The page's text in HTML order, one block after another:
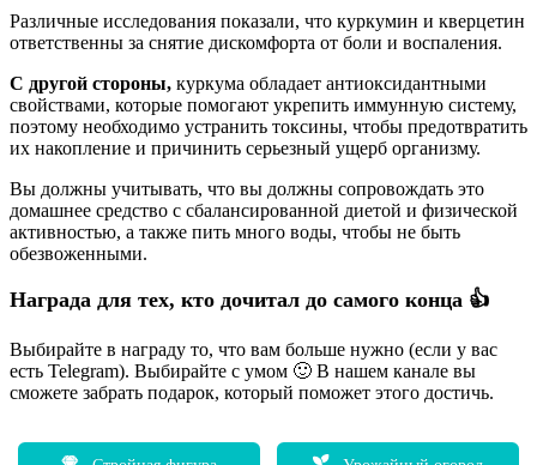
Различные исследования показали, что куркумин и кверцетин
ответственны за снятие дискомфорта от боли и воспаления.
С другой стороны, куркума обладает антиоксидантными
свойствами, которые помогают укрепить иммунную систему,
поэтому необходимо устранить токсины, чтобы предотвратить
их накопление и причинить серьезный ущерб организму.
Вы должны учитывать, что вы должны сопровождать это
домашнее средство с сбалансированной диетой и физической
активностью, а также пить много воды, чтобы не быть
обезвоженными.
Награда для тех, кто дочитал до самого конца 👍
Выбирайте в награду то, что вам больше нужно (если у вас
есть Telegram). Выбирайте с умом 🙂 В нашем канале вы
сможете забрать подарок, который поможет этого достичь.